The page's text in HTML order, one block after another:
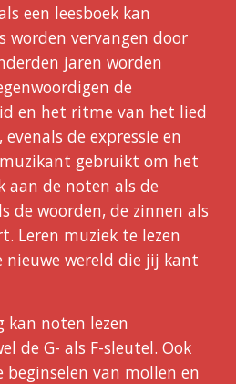
een leesboek kan
worden vervangen door
jaren worden
de
en het ritme van het lied
de expressie en
gebruikt om het
aan de noten als de
de woorden, de zinnen als
Leren muziek te lezen
nieuwe wereld die jij kant
kan noten lezen
de G- als F-sleutel. Ook
van mollen en